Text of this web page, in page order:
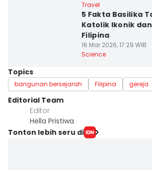
Travel
5 Fakta Basilika
Katolik Ikonik
Filipina
16 Mar 2026, 17:29 WIB
Science
Topics
bangunan bersejarah Filipina gereja
Editorial Team
Editor
Hella Pristiwa
Tonton lebih seru di